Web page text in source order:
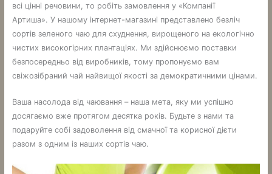
всі цінні речовини, то робіть замовлення у «Компанії
Артиша». У нашому інтернет-магазині представлено безліч
сортів зеленого чаю для схуднення, вирощеного на екологічно
чистих високогірних плантаціях. Ми здійснюємо поставки
безпосередньо від виробників, тому пропонуємо вам
свіжозібраний чай найвищої якості за демократичними цінами.
Ваша насолода від чаювання – наша мета, яку ми успішно
досягаємо вже протягом десятка років. Будьте з нами та
подаруйте собі задоволення від смачної та корисної дієти
разом з одним із наших сортів чаю.